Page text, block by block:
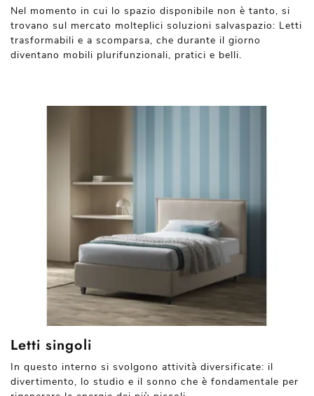
Nel momento in cui lo spazio disponibile non è tanto, si
trovano sul mercato molteplici soluzioni salvaspazio: Letti
trasformabili e a scomparsa, che durante il giorno
diventano mobili plurifunzionali, pratici e belli.
Letti singoli
In questo interno si svolgono attività diversificate: il
divertimento, lo studio e il sonno che è fondamentale per